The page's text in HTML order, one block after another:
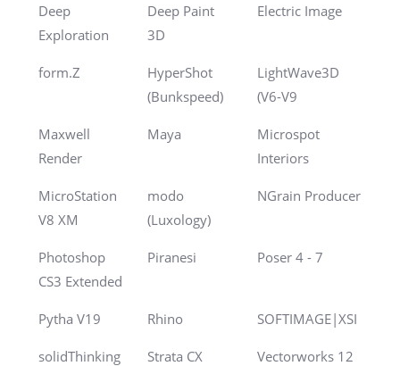
Deep
Exploration
Deep Paint
3D
Electric Image
form.Z
HyperShot
(Bunkspeed)
LightWave3D
(V6-V9
Maxwell
Render
Maya
Microspot
Interiors
MicroStation
V8 XM
modo
(Luxology)
NGrain Producer
Photoshop
CS3 Extended
Piranesi Poser 4 - 7
Pytha V19 Rhino SOFTIMAGE|XSI
solidThinking Strata CX
Vectorworks 12